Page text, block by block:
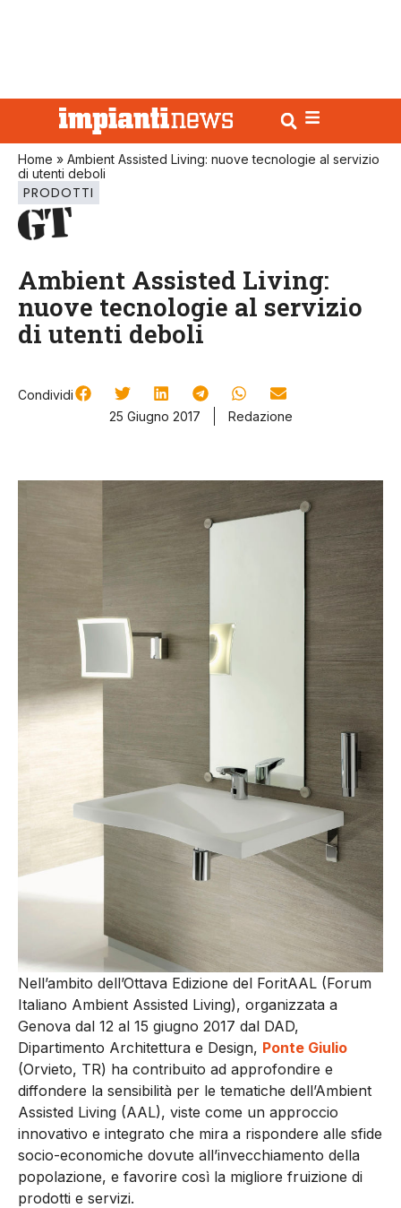
Home » Ambient Assisted Living: nuove tecnologie al servizio
di utenti deboli
PRODOTTI
Ambient Assisted Living:
nuove tecnologie al servizio
di utenti deboli
Condividi
25 Giugno 2017
Redazione
Nell’ambito dell’Ottava Edizione del ForitAAL (Forum
Italiano Ambient Assisted Living), organizzata a
Genova dal 12 al 15 giugno 2017 dal DAD,
Dipartimento Architettura e Design, Ponte Giulio
(Orvieto, TR) ha contribuito ad approfondire e
diffondere la sensibilità per le tematiche dell’Ambient
Assisted Living (AAL), viste come un approccio
innovativo e integrato che mira a rispondere alle sfide
socio-economiche dovute all’invecchiamento della
popolazione, e favorire così la migliore fruizione di
prodotti e servizi.